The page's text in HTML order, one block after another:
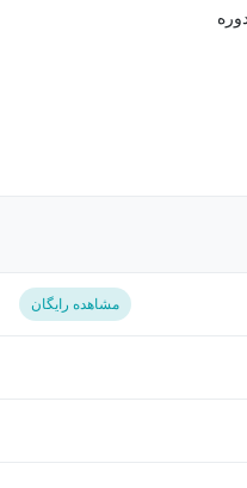
مشاهده رایگان